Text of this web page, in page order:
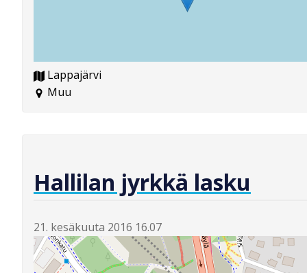
Lappajärvi
Muu
Hallilan jyrkkä lasku
21. kesäkuuta 2016 16.07